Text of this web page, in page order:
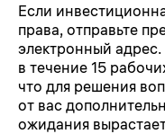
Если
права, отправьте
электронный
в течение 15
что для решения
от вас
ожидания